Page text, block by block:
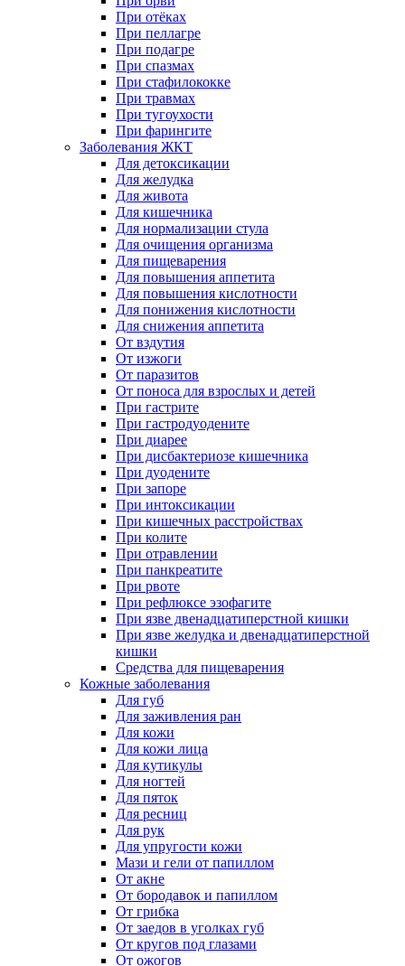
При отёках
При пеллагре
При подагре
При спазмах
При стафилококке
При травмах
При тугоухости
При фарингите
Заболевания ЖКТ
Для детоксикации
Для желудка
Для живота
Для кишечника
Для нормализации стула
Для очищения организма
Для пищеварения
Для повышения аппетита
Для повышения кислотности
Для понижения кислотности
Для снижения аппетита
От вздутия
От изжоги
От паразитов
От поноса для взрослых и детей
При гастрите
При гастродуодените
При диарее
При дисбактериозе кишечника
При дуодените
При запоре
При интоксикации
При кишечных расстройствах
При колите
При отравлении
При панкреатите
При рвоте
При рефлюксе эзофагите
При язве двенадцатиперстной кишки
При язве желудка и двенадцатиперстной
кишки
Средства для пищеварения
Кожные заболевания
Для губ
Для заживления ран
Для кожи
Для кожи лица
Для кутикулы
Для ногтей
Для пяток
Для ресниц
Для рук
Для упругости кожи
Мази и гели от папиллом
От акне
От бородавок и папиллом
От грибка
От заедов в уголках губ
От кругов под глазами
От ожогов